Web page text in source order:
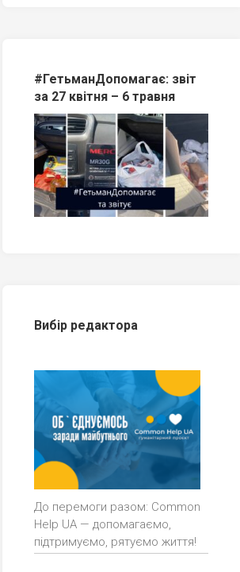
#ГетьманДопомагає: звіт
за 27 квітня – 6 травня
Вибір редактора
До перемоги разом: Common
Help UA — допомагаємо,
підтримуємо, рятуємо життя!